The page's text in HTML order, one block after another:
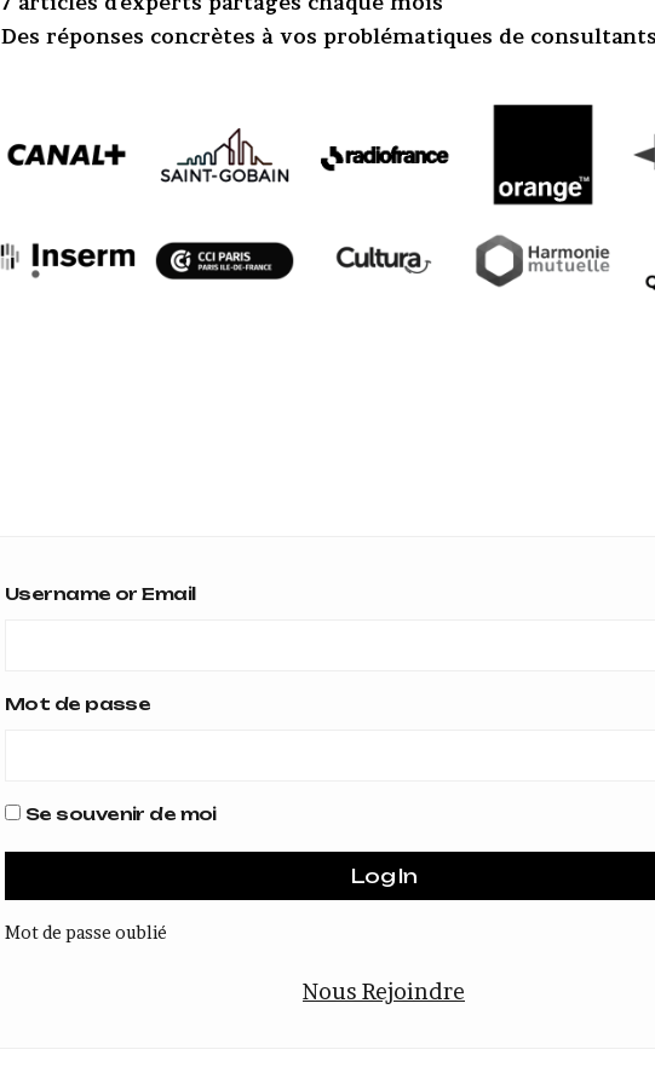
Des réponses concrètes à vos problématiques de
Username or Email
Mot de passe
Se souvenir de moi
Mot de passe oublié
Nous Rejoindre